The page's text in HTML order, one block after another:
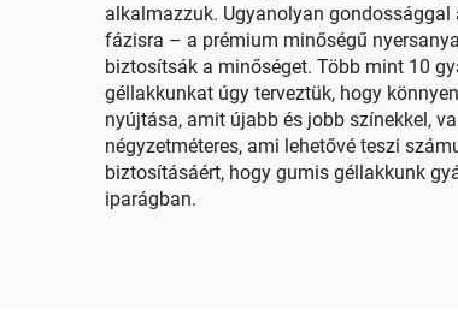
alkalmazzuk. Ugyanolyan
fázisra – a prémium minőségű
biztosítsák a minőséget. Több mint 10
géllakkunkat úgy terveztük, hogy
nyújtása, amit újabb és jobb színekkel,
négyzetméteres, ami lehetővé teszi
biztosításáért, hogy gumis géllakkunk
iparágban.